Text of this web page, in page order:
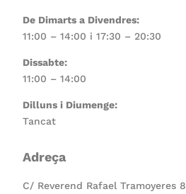
De Dimarts a Divendres:
11:00 – 14:00 i 17:30 – 20:30
Dissabte:
11:00 – 14:00
Dilluns i Diumenge:
Tancat
Adreça
C/ Reverend Rafael Tramoyeres 8